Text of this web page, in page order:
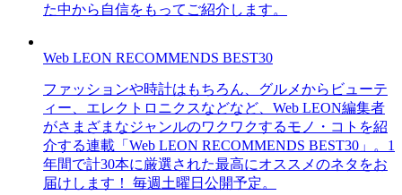
た中から自信をもってご紹介します。
Web LEON RECOMMENDS BEST30
ファッションや時計はもちろん、グルメからビューテ
ィー、エレクトロニクスなどなど、Web LEON編集者
がさまざまなジャンルのワクワクするモノ・コトを紹
介する連載「Web LEON RECOMMENDS BEST30」。1
年間で計30本に厳選された最高にオススメのネタをお
届けします！ 毎週土曜日公開予定。